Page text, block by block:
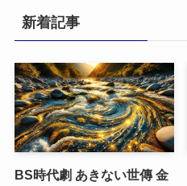
リ
ー
新着記事
BS時代劇 あきない世傳 金